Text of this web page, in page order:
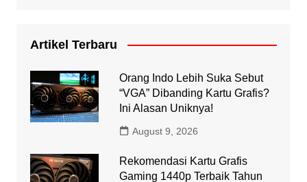
Artikel Terbaru
Orang Indo Lebih Suka Sebut
“VGA” Dibanding Kartu Grafis?
Ini Alasan Uniknya!
August 9, 2026
Rekomendasi Kartu Grafis
Gaming 1440p Terbaik Tahun